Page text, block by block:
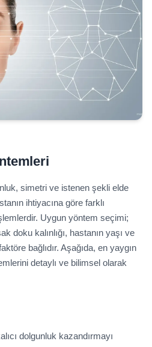
simetri ve istenen şekli elde
ihtiyacına göre farklı
Uygun yöntem seçimi;
doku kalınlığı, hastanın yaşı ve
bağlıdır. Aşağıda, en yaygın
detaylı ve bilimsel olarak
dolgunluk kazandırmayı